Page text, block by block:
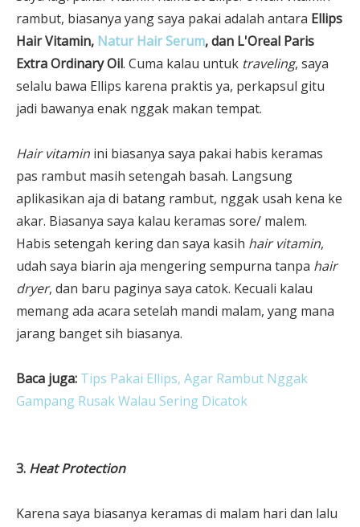
rambut, biasanya yang saya pakai adalah antara Ellips
Hair Vitamin, Natur Hair Serum, dan L'Oreal Paris
Extra Ordinary Oil. Cuma kalau untuk traveling, saya
selalu bawa Ellips karena praktis ya, perkapsul gitu
jadi bawanya enak nggak makan tempat.
Hair vitamin ini biasanya saya pakai habis keramas
pas rambut masih setengah basah. Langsung
aplikasikan aja di batang rambut, nggak usah kena ke
akar. Biasanya saya kalau keramas sore/ malem.
Habis setengah kering dan saya kasih hair vitamin,
udah saya biarin aja mengering sempurna tanpa hair
dryer, dan baru paginya saya catok. Kecuali kalau
memang ada acara setelah mandi malam, yang mana
jarang banget sih biasanya.
Baca juga: Tips Pakai Ellips, Agar Rambut Nggak
Gampang Rusak Walau Sering Dicatok
3. Heat Protection
Karena saya biasanya keramas di malam hari dan lalu